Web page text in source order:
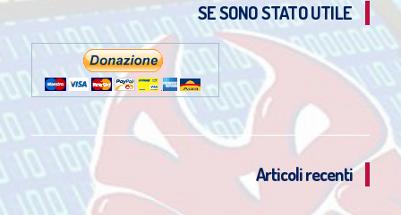
SE SONO STATO UTILE
Articoli recenti